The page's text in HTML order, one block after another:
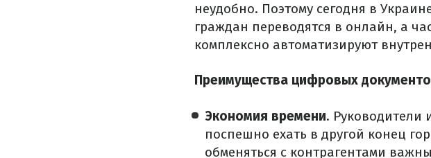
неудобно. Поэтому сегодня в
граждан переводятся в онлайн, а
комплексно автоматизируют
Преимущества цифровых
Экономия времени. Руководители
поспешно ехать в другой конец
обменяться с контрагентами